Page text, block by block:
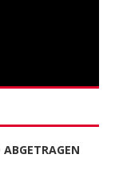
ABGETRAGEN